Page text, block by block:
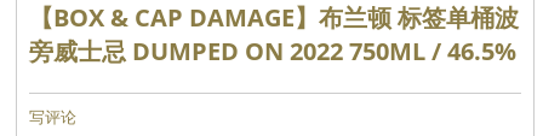
【BOX & CAP DAMAGE】布兰顿 标签单桶波
旁威士忌 DUMPED ON 2022 750ML / 46.5%
写评论